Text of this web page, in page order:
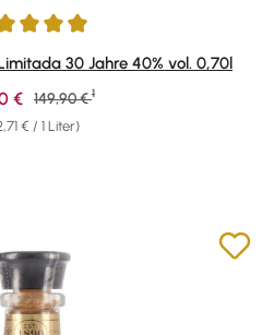
von 4.92 von 5 Sternen
30 Jahre 40% vol. 0,70l
€ / 1 Liter)
Verkaufspreis:
€ Regulärer Preis:
149,90 € 1